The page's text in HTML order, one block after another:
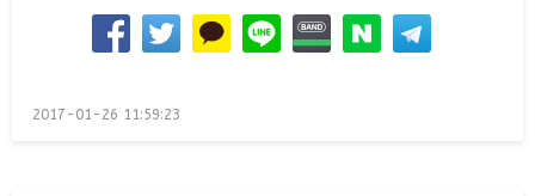
Posted
2017-01-26 11:59:23